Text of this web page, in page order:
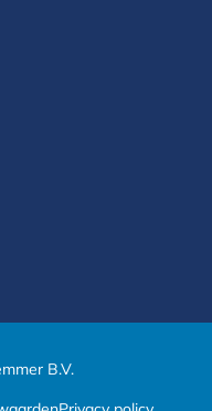
B.V.